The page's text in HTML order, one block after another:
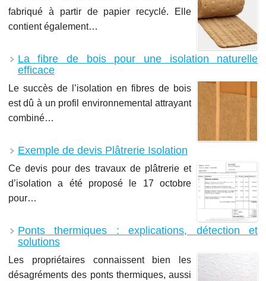
fabriqué à partir de papier recyclé. Elle
contient également…
La fibre de bois pour une isolation naturelle
efficace
Le succès de l’isolation en fibres de bois
est dû à un profil environnemental attrayant
combiné…
Exemple de devis Plâtrerie Isolation
Ce devis pour des travaux de plâtrerie et
d’isolation a été proposé le 17 octobre
pour…
Ponts thermiques : explications, détection et
solutions
Les propriétaires connaissent bien les
désagréments des ponts thermiques, aussi